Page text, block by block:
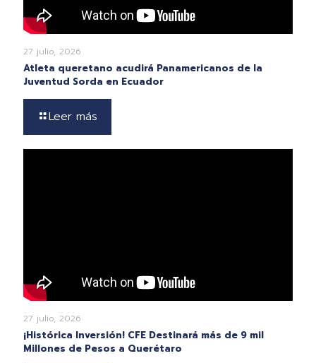
27 julio, 2026
Atleta queretano acudirá Panamericanos de la
Juventud Sorda en Ecuador
Leer más
27 julio, 2026
¡Histórica Inversión! CFE Destinará más de 9 mil
Millones de Pesos a Querétaro